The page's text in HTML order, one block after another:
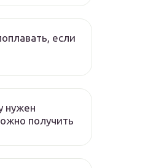
если
нужен
получить